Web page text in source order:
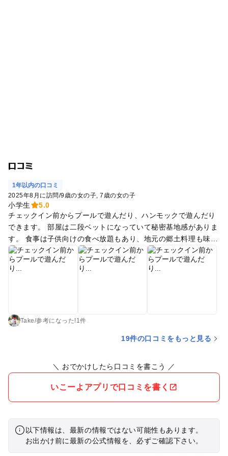
口コミ
1年以内の口コミ
2025年8月に訪問/9歳の女の子 7歳の女の子
小学生
5.0
チェックイン前からプールで遊んだり、ハンモックで遊んだり
できます。 部屋は二段ベットになっていて秘密基地感がありま
す。 食事は子供向けの食べ放題もあり、地元の郷土料理も味わ
えるのでかなり満足感があります。 夜は縁日や星空観察ができ
るのでへとへとになって寝られます。 チェックアウト後もプー
ルや色々なアクティビティが利用できるのでじっくり滞在でき
Take/参考に なった!1件
19件の口コミをもっと見る
＼ おでかけしたら口コミを書こう ／
いこーよアプリで口コミを書く
以下情報は、最新の情報ではない可能性もあります。
お出かけ前に最新の公式情報を、必ずご確認下さい。